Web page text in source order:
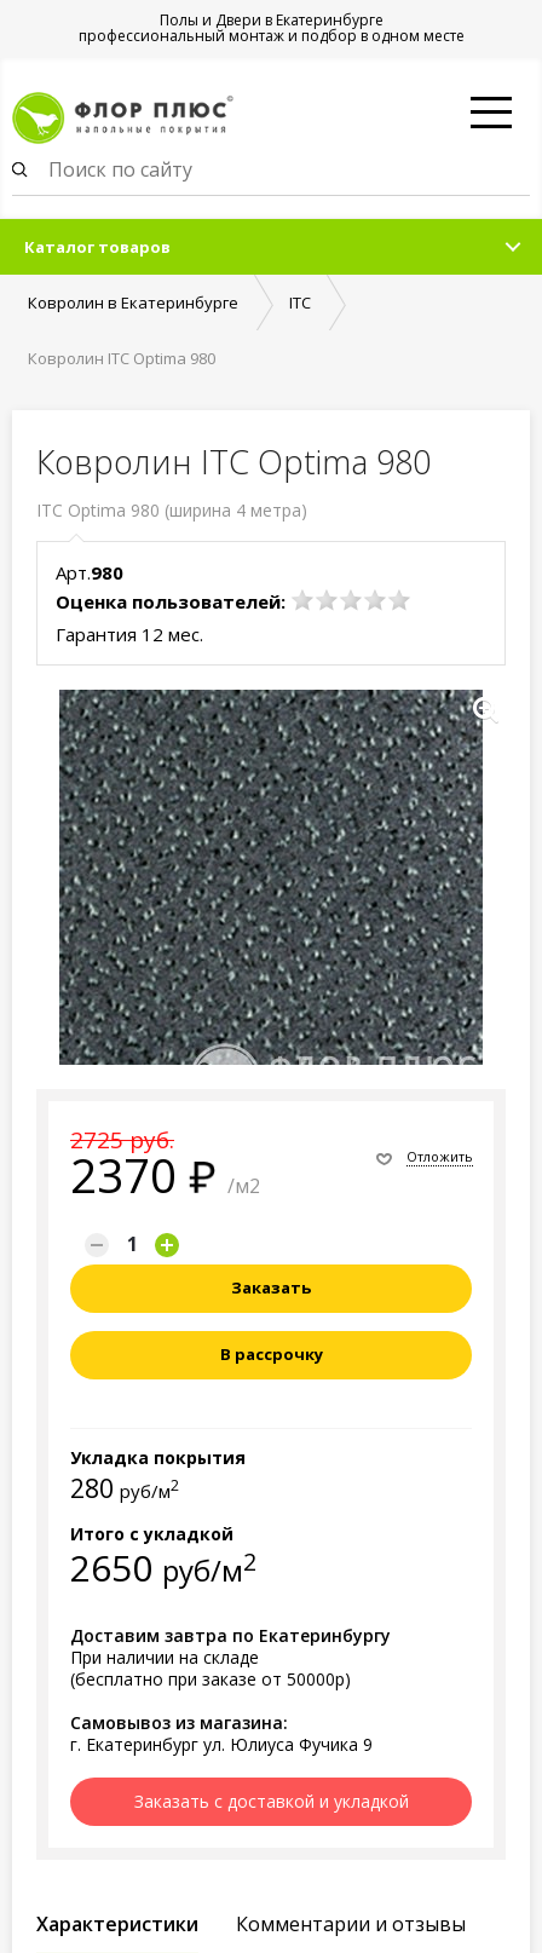
Полы и Двери в Екатеринбурге
профессиональный монтаж и подбор в одном месте
Каталог товаров
Ковролин в Екатеринбурге ITC
Ковролин ITC Optima 980
Ковролин ITC Optima 980
ITC Optima 980 (ширина 4 метра)
Арт.980
Оценка пользователей:
Гарантия 12 мес.
2725 руб.
2370 /м2
Отложить
Заказать
В рассрочку
Укладка покрытия
280 руб/м2
Итого с укладкой
2650 руб/м2
Доставим завтра по Екатеринбургу
При наличии на складе
(бесплатно при заказе от 50000р)
Самовывоз из магазина:
г. Екатеринбург ул. Юлиуса Фучика 9
Заказать с доставкой и укладкой
Характеристики Комментарии и отзывы